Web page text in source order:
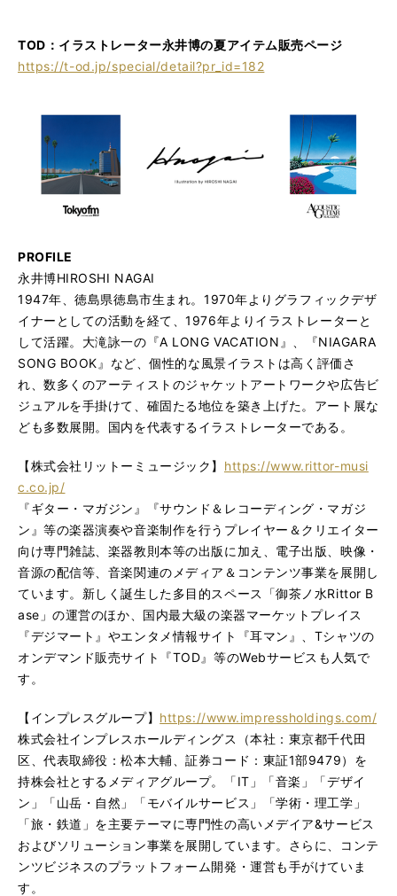
TOD：イラストレーター永井博の夏アイテム販売ページ
https://t-od.jp/special/detail?pr_id=182
PROFILE
永井博HIROSHI NAGAI
1947年、徳島県徳島市生まれ。1970年よりグラフィックデザ
イナーとしての活動を経て、1976年よりイラストレーターと
して活躍。大滝詠一の『A LONG VACATION』、『NIAGARA
SONG BOOK』など、個性的な風景イラストは高く評価さ
れ、数多くのアーティストのジャケットアートワークや広告ビ
ジュアルを手掛けて、確固たる地位を築き上げた。アート展な
ども多数展開。国内を代表するイラストレーターである。
【株式会社リットーミュージック】 https://www.rittor-musi
c.co.jp/
『ギター・マガジン』『サウンド＆レコーディング・マガジ
ン』等の楽器演奏や音楽制作を行うプレイヤー＆クリエイター
向け専門雑誌、楽器教則本等の出版に加え、電子出版、映像・
音源の配信等、音楽関連のメディア＆コンテンツ事業を展開し
ています。新しく誕生した多目的スペース「御茶ノ水Rittor B
ase」の運営のほか、国内最大級の楽器マーケットプレイス
『デジマート』やエンタメ情報サイト『耳マン』、Tシャツの
オンデマンド販売サイト『TOD』等のWebサービスも人気で
す。
【インプレスグループ】 https://www.impressholdings.com/
株式会社インプレスホールディングス（本社：東京都千代田
区、代表取締役：松本大輔、証券コード：東証1部9479）を
持株会社とするメディアグループ。「IT」「音楽」「デザイ
ン」「山岳・自然」「モバイルサービス」「学術・理工学」
「旅・鉄道」を主要テーマに専門性の高いメデイア&サービス
およびソリューション事業を展開しています。さらに、コンテ
ンツビジネスのプラットフォーム開発・運営も手がけていま
す。